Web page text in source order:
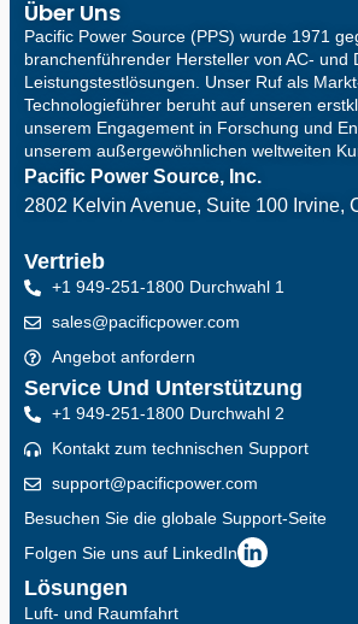
Über Uns
Pacific Power Source (PPS) wurde 1971
branchenführender Hersteller von AC- und
Leistungstestlösungen. Unser Ruf als
Technologieführer beruht auf unseren
unserem Engagement in Forschung und
unserem außergewöhnlichen weltweiten
Pacific Power Source, Inc.
2802 Kelvin Avenue, Suite 100 Irvine,
Lösungen
Luft- und Raumfahrt
Vertrieb
+1 949-251-1800 Durchwahl 1
sales@pacificpower.com
Angebot anfordern
Service Und Unterstützung
+1 949-251-1800 Durchwahl 2
Kontakt zum technischen Support
support@pacificpower.com
Besuchen Sie die globale Support-Seite
Folgen Sie uns auf LinkedIn